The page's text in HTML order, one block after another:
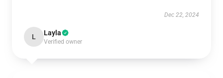
Dec 22, 2024
L Layla
Verified owner